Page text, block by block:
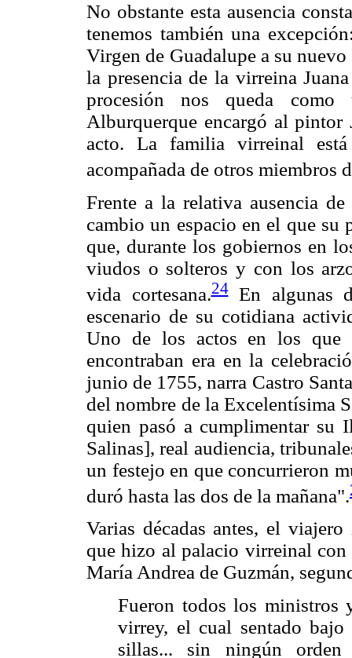
No obstante esta ausencia
tenemos también una
Virgen de Guadalupe a su
la presencia de la virreina
procesión nos queda
Alburquerque encargó al pintor
acto. La familia virreinal
acompañada de otros miembros
Frente a la relativa ausencia
cambio un espacio en el que su
que, durante los gobiernos en
viudos o solteros y con los
vida cortesana.24En algunas
escenario de su cotidiana
Uno de los actos en los que
encontraban era en la
junio de 1755, narra Castro
del nombre de la Excelentísima
quien pasó a cumplimentar su
Salinas], real audiencia,
un festejo en que concurrieron
duró hasta las dos de la mañana".
Varias décadas antes, el
que hizo al palacio virreinal
María Andrea de Guzmán,
Fueron todos los ministros
virrey, el cual sentado
sillas... sin ningún orden